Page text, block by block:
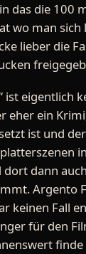
das die 100
wo man
lieber die
ist eigentlich
eher ein
ist und
dann
Argento
keinen Fall
für den